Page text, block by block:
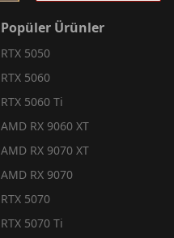
Popüler Ürünler
RTX 5050
RTX 5060
RTX 5060 Ti
AMD RX 9060 XT
AMD RX 9070 XT
AMD RX 9070
RTX 5070
RTX 5070 Ti